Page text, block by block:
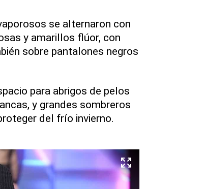
se alternaron con
y amarillos flúor, con
sobre pantalones negros
para abrigos de pelos
y grandes sombreros
del frío invierno.